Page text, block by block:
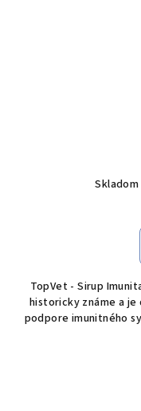
TopVet - Sirup
historicky známe a
podpore imunitného